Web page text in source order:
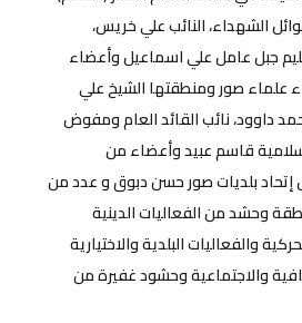
الشهداء، النائب علي خريس،
جبل عامل علي اسماعيل وأعضاء
علماء صور ومنطقتها الشيخ علي
داوود، نائب القائد العام ومفوض
قاسم عبيد وأعضاء من
إتحاد بلديات صور حسن دبوق و عدد من
وحشد من الفعاليات الدينية
والفعاليات البلدية والاختيارية
والاجتماعية وحشود غفيرة من